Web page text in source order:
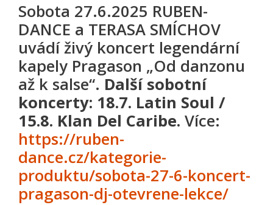
Sobota 27.6.2025 RUBEN-
DANCE a TERASA SMÍCHOV
uvádí živý koncert legendární
kapely Pragason „Od danzonu
až k salse“. Další sobotní
koncerty: 18.7. Latin Soul /
15.8. Klan Del Caribe. Více:
https://ruben-
dance.cz/kategorie-
produktu/sobota-27-6-koncert-
pragason-dj-otevrene-lekce/